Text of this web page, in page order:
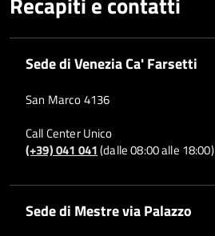
Sede di Venezia Ca' Farsetti
San Marco 4136
Call Center Unico
(+39) 041 041(dalle 08:00 alle 18:00)
Sede di Mestre via Palazzo